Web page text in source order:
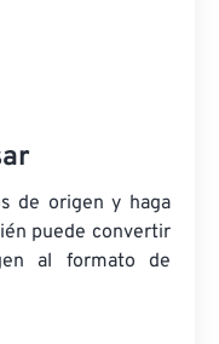
de origen y haga
puede convertir
al formato de